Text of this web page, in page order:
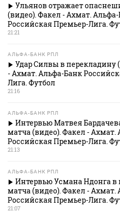
Ульянов отражает
(видео). Факел - Ахмат.
Российская Премьер-Лига.
21:21
АЛЬФА-БАНК РПЛ
Удар Силвы в перекладину
- Ахмат. Альфа-Банк
Лига. Футбол
21:16
АЛЬФА-БАНК РПЛ
Интервью Матвея
матча (видео). Факел - Ахмат.
Российская Премьер-Лига.
21:13
АЛЬФА-БАНК РПЛ
Интервью Усмана Ндонга в
матча (видео). Факел - Ахмат.
Российская Премьер-Лига.
21:07